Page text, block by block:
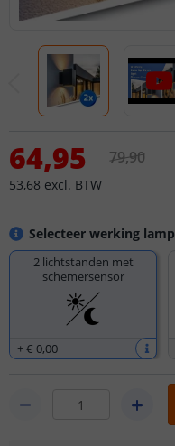
Selecteer werking lamp
2 lichtstanden met
schemersensor
+€ 0,00
64,95
53,68 excl. BTW
79,90